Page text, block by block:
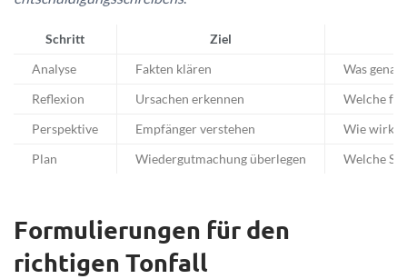
Schritt Ziel
Analyse Fakten klären Was
Reflexion Ursachen erkennen Welche
Perspektive Empfänger verstehen Wie wirkt
Plan Wiedergutmachung überlegen Welche
Formulierungen für den
richtigen Tonfall